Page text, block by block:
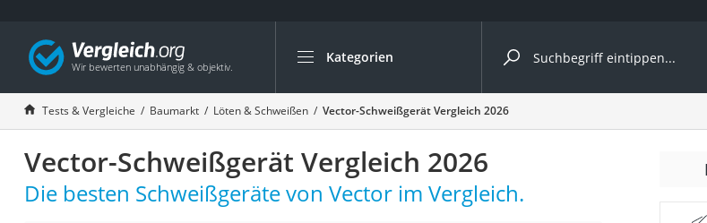
Kategorien
Die beliebtesten Vergleiche nach Kategorie
Baumarkt
Tresor feuerfest
Makita-Akku-Rasenmäher
Kappsäge
Tests & Vergleiche Baumarkt Löten & Schweißen Vector-Schweißgerät Vergleich 2026
Vector-Schweißgerät Vergleich 2026
Die besten Schweißgeräte von Vector im Vergleich.